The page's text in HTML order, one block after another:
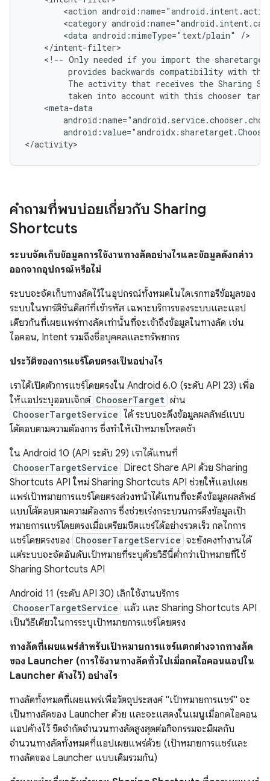
<action
<category
<data android:mimeType="text/plain"
<!-- Only needed if you import the sharetarget
provides backwards compatibility with the
The activity that receives the Sharing
taken into account with this chooser
</activity>
คำถามที่พบบ่อยเกี่ยวกับ Sharing
Shortcuts
ระบบจัดเก็บข้อมูลการใช้งานทางลัดอย่างไรและข้อมูลดังกล่าว
ออกจากอุปกรณ์หรือไม่
ระบบจะจัดเก็บทางลัดไว้ในอุปกรณ์ทั้งหมดในไดเรกทอรีข้อมูลของ
ระบบในพาร์ติชันดิสก์ที่เข้ารหัส เฉพาะบริการของระบบและแอป
เดียวกันที่เผยแพร่ทางลัดเท่านั้นที่จะเข้าถึงข้อมูลในทางลัด เช่น
ไอคอน, Intent รวมถึงชื่อบุคคลและทรัพยากร
ประวัติของการแชร์โดยตรงเป็นอย่างไร
เราได้เปิดตัวการแชร์โดยตรงใน Android 6.0 (ระดับ API 23) เพื่อ
ให้แอประบุออบเจ็กต์ ChooserTarget ผ่าน
ChooserTargetService ได้ ระบบจะดึงข้อมูลผลลัพธ์แบบ
โต้ตอบตามความต้องการ ซึ่งทำให้เป้าหมายโหลดช้า
ใน Android 10 (API ระดับ 29) เราได้แทนที่
ChooserTargetService Direct Share API ด้วย Sharing
Shortcuts API ใหม่ Sharing Shortcuts API ช่วยให้แอปเผย
แพร่เป้าหมายการแชร์โดยตรงล่วงหน้าได้แทนที่จะดึงข้อมูลผลลัพธ์
แบบโต้ตอบตามความต้องการ ซึ่งช่วยเร่งกระบวนการดึงข้อมูลเป้า
หมายการแชร์โดยตรงเมื่อเตรียมชีตแชร์ได้อย่างรวดเร็ว กลไกการ
แชร์โดยตรงของ ChooserTargetService จะยังคงทำงานได้
แต่ระบบจะจัดอันดับเป้าหมายที่ระบุด้วยวิธีนี้ต่ำกว่าเป้าหมายที่ใช้
Sharing Shortcuts API
Android 11 (ระดับ API 30) เลิกใช้งานบริการ
ChooserTargetService แล้ว และ Sharing Shortcuts API
เป็นวิธีเดียวในการระบุเป้าหมายการแชร์โดยตรง
ทางลัดที่เผยแพร่สำหรับเป้าหมายการแชร์แตกต่างจากทางลัด
ของ Launcher (การใช้งานทางลัดทั่วไปเมื่อกดไอคอนแอปใน
Launcher ค้างไว้) อย่างไร
ทางลัดทั้งหมดที่เผยแพร่เพื่อวัตถุประสงค์ "เป้าหมายการแชร์" จะ
เป็นทางลัดของ Launcher ด้วย และจะแสดงในเมนูเมื่อกดไอคอน
แอปค้างไว้ ขีดจำกัดจำนวนทางลัดสูงสุดต่อกิจกรรมจะมีผลกับ
จำนวนทางลัดทั้งหมดที่แอปเผยแพร่ด้วย (เป้าหมายการแชร์และ
ทางลัดของ Launcher แบบเดิมรวมกัน)